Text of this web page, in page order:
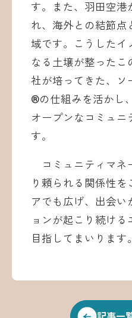
す。また、羽田空港
れ、海外との結節点
域です。こうしたイ
なる土壌が整ったこ
社が培ってきた、ソ
®︎の仕組みを活かし
オープンなコミュニ
す。
コミュニティマネ
り頼られる関係性を
アでも広げ、出会い
ョンが起こり続け
目指してまいります。